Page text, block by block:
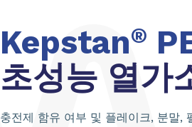
Kepstan®
초성능 열가
충전제 함유 여부 및 플레이크, 분말,